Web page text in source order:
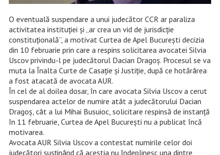
O eventuală suspendare a unui judecător CCR ar paraliza
activitatea instituției și „ar crea un vid de jurisdicție
constituțională”, a motivat Curtea de Apel București decizia
din 10 februarie prin care a respins solicitarea avocatei Silvia
Uscov privindu-l pe judecătorul Dacian Dragoș. Procesul se va
muta la Înalta Curte de Casație și Justiție, după ce hotărârea
a fost atacată de avocata AUR.
În cel de al doilea dosar, în care avocata Silvia Uscov a cerut
suspendarea actelor de numire atât a judecătorului Dacian
Dragoș, cât a lui Mihai Busuioc, solicitare respinsă de instanță
în 11 februarie, Curtea de Apel București nu a publicat încă
motivarea.
Avocata AUR Silvia Uscov a contestat numirile celor doi
judecători susținând că aceștia nu îndeplinesc una dintre